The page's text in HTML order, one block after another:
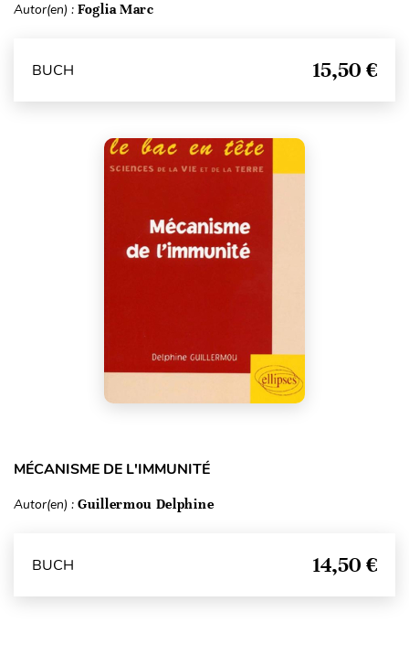
Autor(en) : Foglia Marc
BUCH 15,50 €
MÉCANISME DE L'IMMUNITÉ
Autor(en) : Guillermou Delphine
BUCH 14,50 €